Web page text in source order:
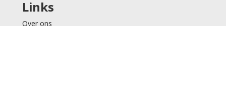
Links
Over ons